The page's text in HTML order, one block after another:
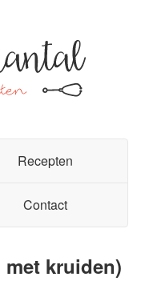
Recepten
Contact
met kruiden)